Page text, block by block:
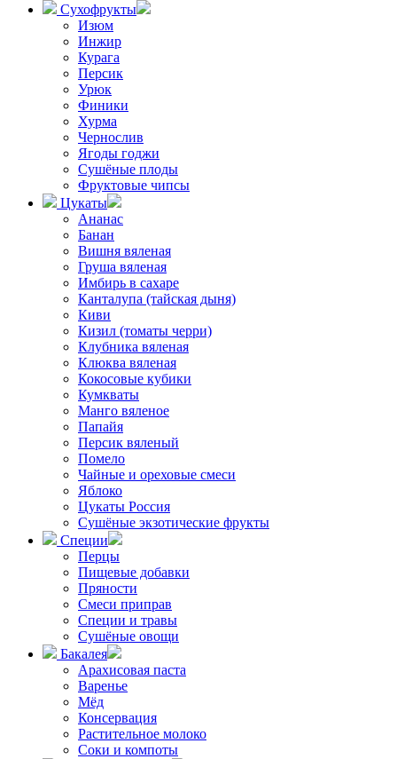
Сухофрукты
Изюм
Инжир
Курага
Персик
Урюк
Финики
Хурма
Чернослив
Ягоды годжи
Сушёные плоды
Фруктовые чипсы
Цукаты
Ананас
Банан
Вишня вяленая
Груша вяленая
Имбирь в сахаре
Канталупа (тайская дыня)
Киви
Кизил (томаты черри)
Клубника вяленая
Клюква вяленая
Кокосовые кубики
Кумкваты
Манго вяленое
Папайя
Персик вяленый
Помело
Чайные и ореховые смеси
Яблоко
Цукаты Россия
Сушёные экзотические фрукты
Специи
Перцы
Пищевые добавки
Пряности
Смеси приправ
Специи и травы
Сушёные овощи
Бакалея
Арахисовая паста
Варенье
Мёд
Консервация
Растительное молоко
Соки и компоты